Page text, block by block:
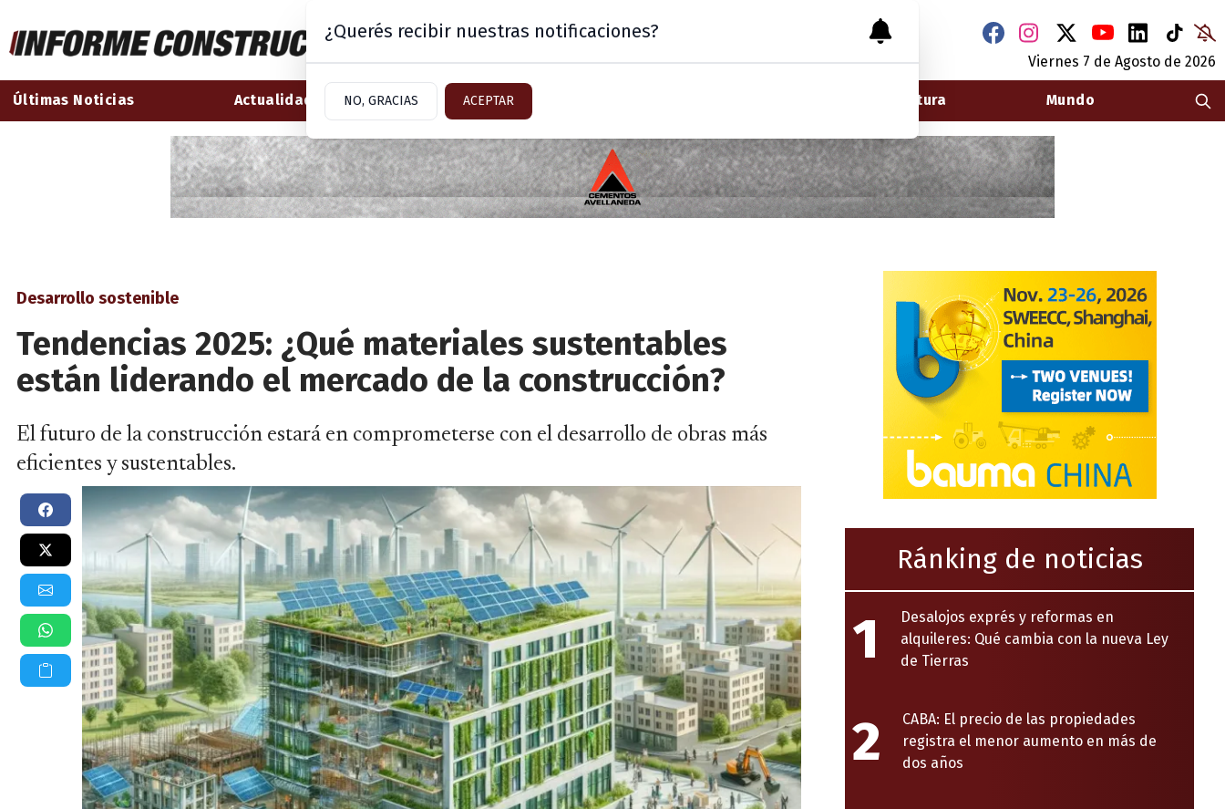
Viernes 7 de Agosto de 2026
Últimas Noticias Actualidad Mercado Arquitectura Mundo
Desarrollo sostenible
Tendencias 2025: ¿Qué materiales sustentables
están liderando el mercado de la construcción?
El futuro de la construcción estará en comprometerse con el desarrollo de obras más
eficientes y sustentables.
Ránking de noticias
1
Desalojos exprés y reformas en
alquileres: Qué cambia con la nueva Ley
de Tierras
2
CABA: El precio de las propiedades
registra el menor aumento en más de
dos años
¿Querés recibir nuestras notificaciones?
NO, GRACIAS ACEPTAR